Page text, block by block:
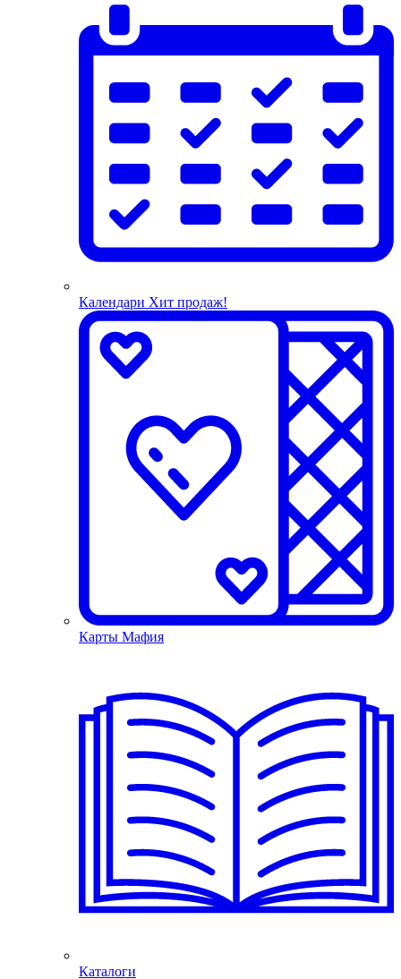
Календари Хит продаж!
Карты Мафия
Каталоги